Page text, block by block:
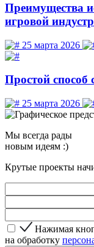
Преимущества
игровой
25 марта 2026
Простой способ
25 марта 2026
Мы всегда рады
новым идеям :)
Крутые проекты
Нажимая
Нажимая
на обработку